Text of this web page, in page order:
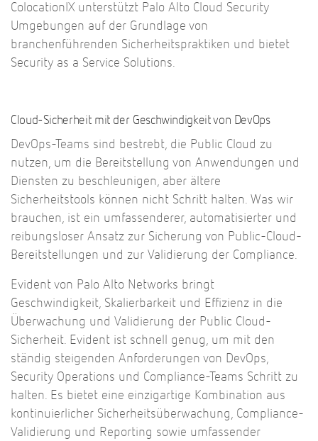
ColocationIX unterstützt Palo Alto Cloud Security
Umgebungen auf der Grundlage von
branchenführenden Sicherheitspraktiken und bietet
Security as a Service Solutions.
Cloud-Sicherheit mit der Geschwindigkeit von DevOps
DevOps-Teams sind bestrebt, die Public Cloud zu
nutzen, um die Bereitstellung von Anwendungen und
Diensten zu beschleunigen, aber ältere
Sicherheitstools können nicht Schritt halten. Was wir
brauchen, ist ein umfassenderer, automatisierter und
reibungsloser Ansatz zur Sicherung von Public-Cloud-
Bereitstellungen und zur Validierung der Compliance.
Evident von Palo Alto Networks bringt
Geschwindigkeit, Skalierbarkeit und Effizienz in die
Überwachung und Validierung der Public Cloud-
Sicherheit. Evident ist schnell genug, um mit den
ständig steigenden Anforderungen von DevOps,
Security Operations und Compliance-Teams Schritt zu
halten. Es bietet eine einzigartige Kombination aus
kontinuierlicher Sicherheitsüberwachung, Compliance-
Validierung und Reporting sowie umfassender